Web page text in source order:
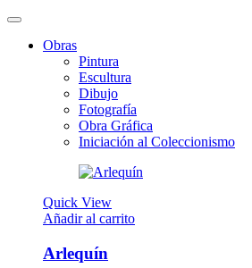
Obras
Pintura
Escultura
Dibujo
Fotografía
Obra Gráfica
Iniciación al Coleccionismo
Quick View
Añadir al carrito
Arlequín